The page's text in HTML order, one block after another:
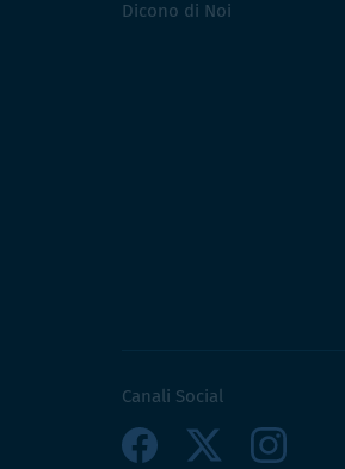
Dicono di Noi
Canali Social